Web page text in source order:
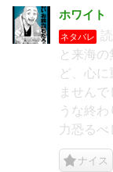
ホワイト
ネタバレ
と来海
ど、心
ません
うな終
力恐るべ
ナイス